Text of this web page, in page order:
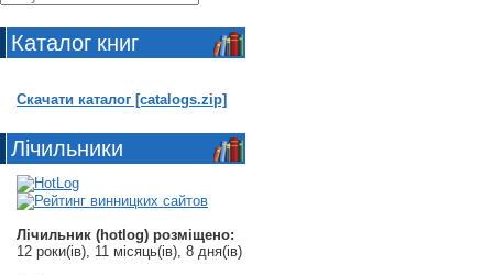
Каталог книг
Скачати каталог [catalogs.zip]
Лічильники
Лічильник (hotlog) розміщено:
12 роки(ів), 11 місяць(ів), 8 дня(ів)